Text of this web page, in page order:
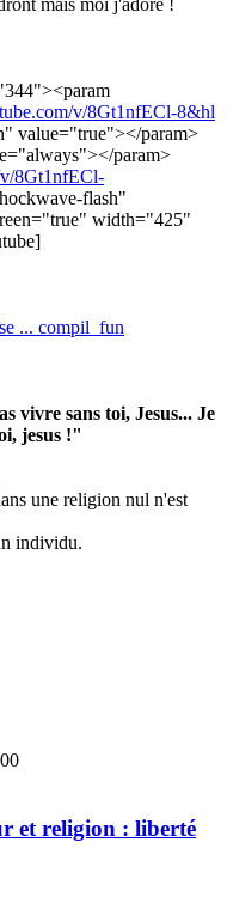
mais moi j'adore !
v/8Gt1nfECl-8&hl
value="true"></param>
param>
8Gt1nfECl-
flash"
width="425"
... compil_fun
vivre sans toi, Jesus... Je
jesus !"
une religion nul n'est
individu.
et religion : liberté